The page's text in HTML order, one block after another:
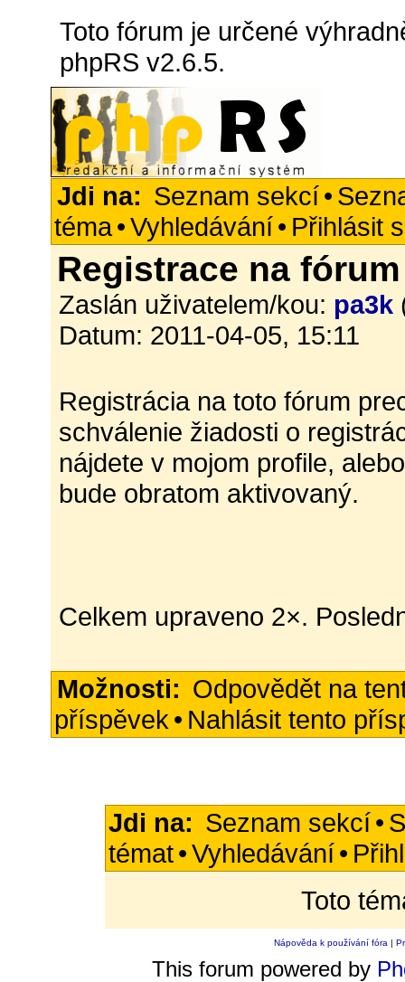
Toto fórum je určené
phpRS v2.6.5.
Jdi na: Seznam sekcí•
téma•Vyhledávání• Přihlásit
Registrace na fórum
Zaslán uživatelem/kou: pa3k
Datum: 2011-04-05, 15:11
Registrácia na toto fórum
schválenie žiadosti o
nájdete v mojom profile,
bude obratom aktivovaný.
Celkem upraveno 2×.
Možnosti: Odpovědět na
příspěvek • Nahlásit tento
Jdi na: Seznam sekcí•
témat•Vyhledávání•
Toto
Nápověda k používání fóra |
This forum powered by